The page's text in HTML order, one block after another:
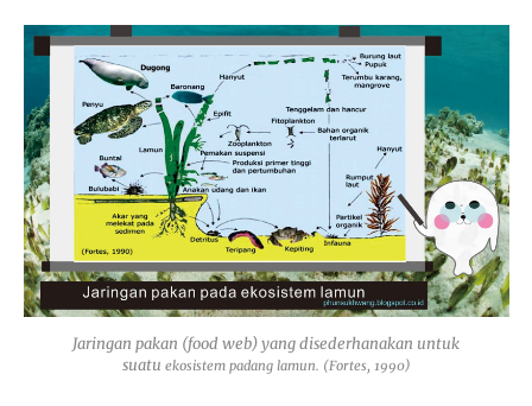
Jaringan pakan (food web) yang disederhanakan untuk
suatu ekosistem padang lamun. (Fortes, 1990)